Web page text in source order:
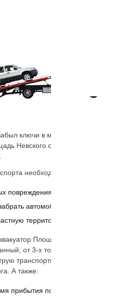
ключи в машине, можно
Невского стоит недорого, но
необходима во многих
повреждениях ремонт на месте
автомобиль по доверенности,
территорию от неисправного
Площадь Невского
от 3-х тонн до максимально
транспортировку. Преимущества
А также:
прибытия по адресу, где